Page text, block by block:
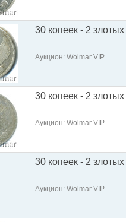
30 копеек - 2 злотых
Аукцион: Wolmar VIP
30 копеек - 2 злотых
Аукцион: Wolmar VIP
30 копеек - 2 злотых
Аукцион: Wolmar VIP